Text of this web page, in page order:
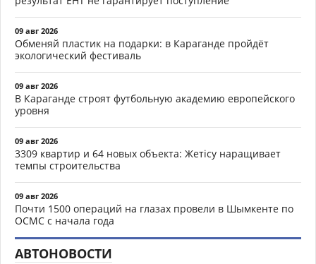
09 авг 2026
Обменяй пластик на подарки: в Караганде пройдёт
экологический фестиваль
09 авг 2026
В Караганде строят футбольную академию европейского
уровня
09 авг 2026
3309 квартир и 64 новых объекта: Жетісу наращивает
темпы строительства
09 авг 2026
Почти 1500 операций на глазах провели в Шымкенте по
ОСМС с начала года
АВТОНОВОСТИ